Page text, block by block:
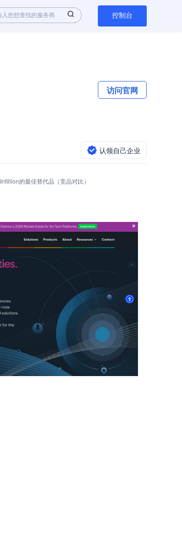
控制台
访问官网
认领自己企业
Infillion的最佳替代品（竞品对比）